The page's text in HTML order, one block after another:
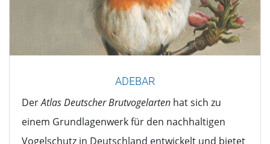
ADEBAR
DerAtlas Deutscher Brutvogelarten hat sich zu
einem Grundlagenwerk für den nachhaltigen
Vogelschutz in Deutschland entwickelt und bietet